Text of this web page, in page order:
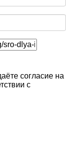
согласие на
с